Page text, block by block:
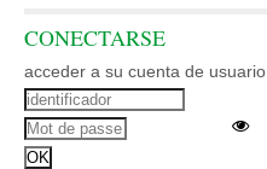
CONECTARSE
acceder a su cuenta de usuario